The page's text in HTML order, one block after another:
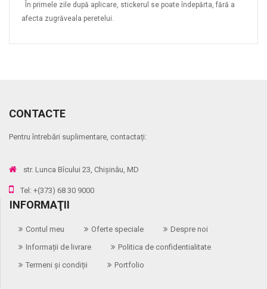
În primele zile după aplicare, stickerul se poate îndepărta, fără a
afecta zugrăveala peretelui.
CONTACTE
Pentru întrebări suplimentare, contactați:
str. Lunca Bîcului 23, Chișinău, MD
Tel: +(373) 68 30 9000
INFORMAŢII
Contul meu Oferte speciale
Despre noi
Informații de livrare
Politica de confidentialitate
Termeni și condiții
Portfolio